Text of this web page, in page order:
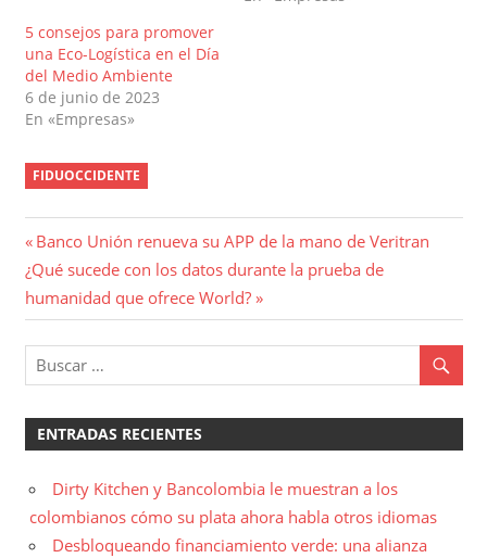
​​5 consejos para promover
una Eco-Logística en el Día
del Medio Ambiente
6 de junio de 2023
En «Empresas»
FIDUOCCIDENTE
Navegación
de
entradas
Entrada
anterior:
Banco Unión renueva su APP de la mano de Veritran
Entrada
siguiente:
¿Qué sucede con los datos durante la prueba de
humanidad que ofrece World?
ENTRADAS RECIENTES
Dirty Kitchen y Bancolombia le muestran a los
colombianos cómo su plata ahora habla otros idiomas
Desbloqueando financiamiento verde: una alianza